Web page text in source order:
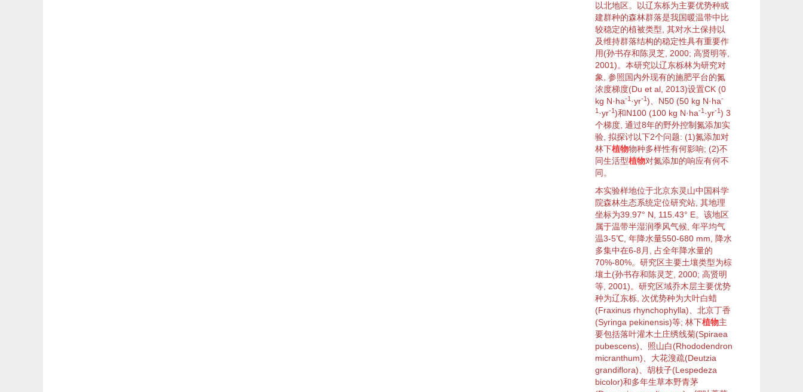
以北地区。以辽东栎为主要优势种或
建群种的森林群落是我国暖温带中比
较稳定的植被类型, 其对水土保持以
及维持群落结构的稳定性具有重要作
用(孙书存和陈灵芝, 2000; 高贤明等,
2001)。本研究以辽东栎林为研究对
象, 参照国内外现有的施肥平台的氮
浓度梯度(Du et al, 2013)设置CK (0
kg N·ha-1·yr-1)、N50 (50 kg N·ha-
1·yr-1)和N100 (100 kg N·ha-1·yr-1) 3
个梯度, 通过8年的野外控制氮添加实
验, 拟探讨以下2个问题: (1)氮添加对
林下植物物种多样性有何影响; (2)不
同生活型植物对氮添加的响应有何不
同。
本实验样地位于北京东灵山中国科学
院森林生态系统定位研究站, 其地理
坐标为39.97° N, 115.43° E。该地区
属于温带半湿润季风气候, 年平均气
温3-5℃, 年降水量550-680 mm, 降水
多集中在6-8月, 占全年降水量的
70%-80%。研究区主要土壤类型为棕
壤土(孙书存和陈灵芝, 2000; 高贤明
等, 2001)。研究区域乔木层主要优势
种为辽东栎, 次优势种为大叶白蜡
(Fraxinus rhynchophylla)、 北京丁香
(Syringa pekinensis)等; 林下植物主
要包括落叶灌木土庄绣线菊(Spiraea
pubescens)、 照山白(Rhododendron
micranthum)、 大花溲疏(Deutzia
grandiflora)、 胡枝子(Lespedeza
bicolor)和多年生草本野青茅